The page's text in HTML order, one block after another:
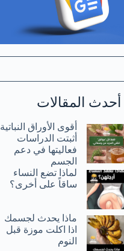
أحدث المقالات
أقوى الأوراق النباتية
أثبتت الدراسات
فعاليتها في دعم
الجسم
لماذا تضع النساء
ساقاً على أخرى؟
ماذا يحدث لجسمك
اذا اكلت موزة قبل
النوم